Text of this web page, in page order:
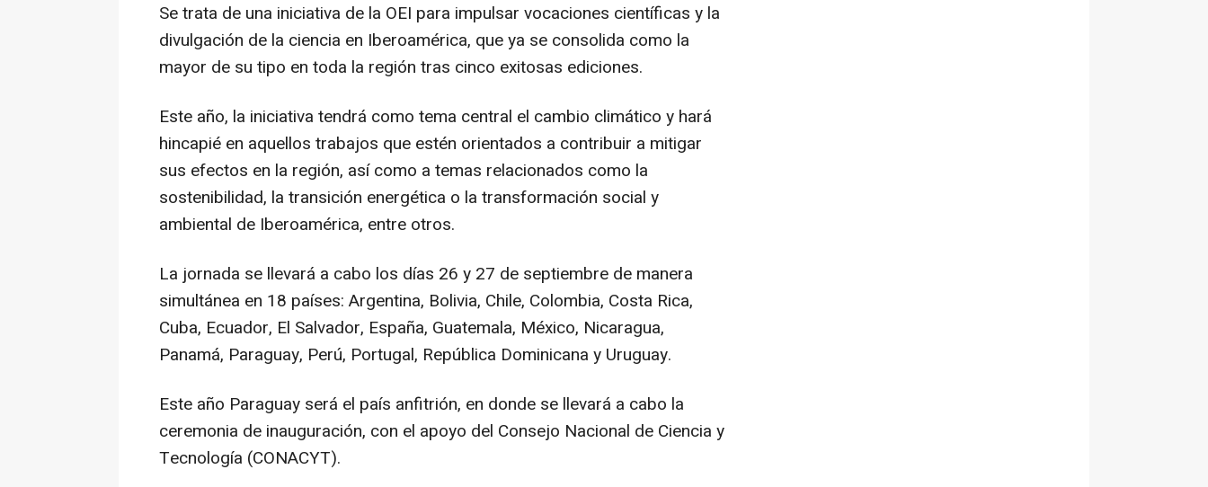
Se trata de una iniciativa de la OEI para impulsar vocaciones científicas y la
divulgación de la ciencia en Iberoamérica, que ya se consolida como la
mayor de su tipo en toda la región tras cinco exitosas ediciones.
Este año, la iniciativa tendrá como tema central el cambio climático y hará
hincapié en aquellos trabajos que estén orientados a contribuir a mitigar
sus efectos en la región, así como a temas relacionados como la
sostenibilidad, la transición energética o la transformación social y
ambiental de Iberoamérica, entre otros.
La jornada se llevará a cabo los días 26 y 27 de septiembre de manera
simultánea en 18 países: Argentina, Bolivia, Chile, Colombia, Costa Rica,
Cuba, Ecuador, El Salvador, España, Guatemala, México, Nicaragua,
Panamá, Paraguay, Perú, Portugal, República Dominicana y Uruguay.
Este año Paraguay será el país anfitrión, en donde se llevará a cabo la
ceremonia de inauguración, con el apoyo del Consejo Nacional de Ciencia y
Tecnología (CONACYT).